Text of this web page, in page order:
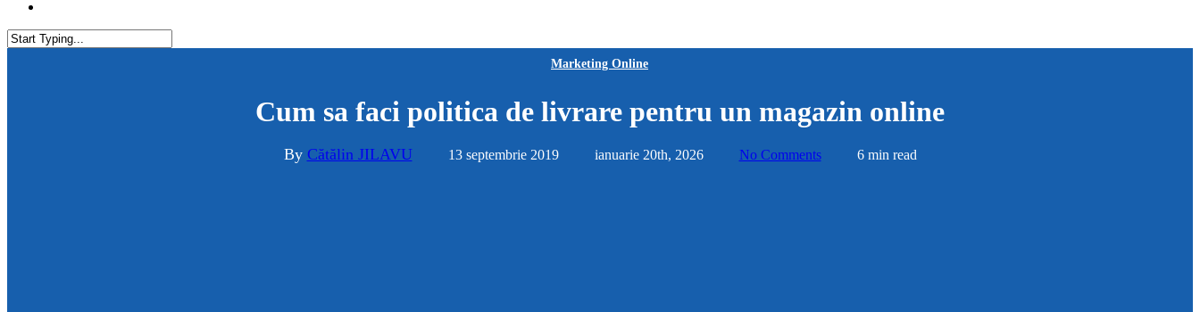
Marketing Online
Cum sa faci politica de livrare pentru un magazin online
By Cătălin JILAVU 13 septembrie 2019 ianuarie 20th, 2026 No Comments 6 min read